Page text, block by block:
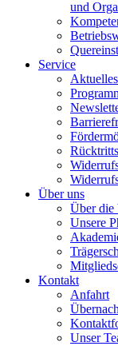
und
Service
Aktuelles
Über uns
Über die
Unsere
Kontakt
Anfahrt
Unser